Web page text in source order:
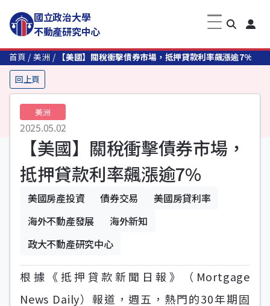
國立政治大學
不動產研究中心
首頁 美洲
【美國】關稅衝擊債券市場，抵押貸款利率飆漲逾7%
回上頁
美洲
2025.05.02
【美國】關稅衝擊債券市場，
抵押貸款利率飆漲逾7%
美國房產投資 債券交易
美國房貸利率
海外不動產發展
海外新知
政大不動產研究中心
根據《抵押貸款新聞日報》（Mortgage
News Daily）報道，週五，熱門的30年期固